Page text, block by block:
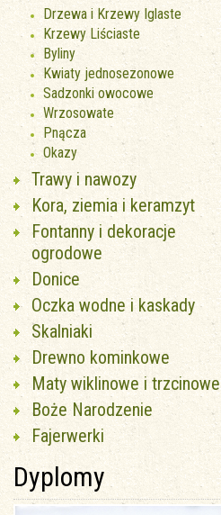
Drzewa i Krzewy Iglaste
Krzewy Liściaste
Byliny
Kwiaty jednosezonowe
Sadzonki owocowe
Wrzosowate
Pnącza
Okazy
Trawy i nawozy
Kora, ziemia i keramzyt
Fontanny i dekoracje
ogrodowe
Donice
Oczka wodne i kaskady
Skalniaki
Drewno kominkowe
Maty wiklinowe i trzcinowe
Boże Narodzenie
Fajerwerki
Dyplomy